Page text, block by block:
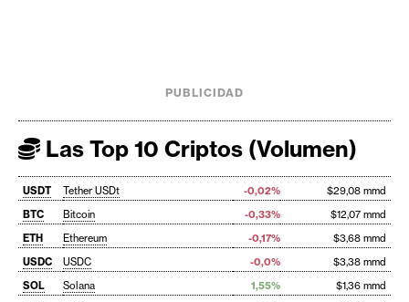
PUBLICIDAD
Las Top 10 Criptos (Volumen)
USDT Tether USDt -0,02%
$29,08 mmd
BTC
Bitcoin -0,33%
$12,07 mmd
ETH
Ethereum -0,17%
$3,68 mmd
USDC
USDC -0,0%
$3,38 mmd
SOL
Solana 1,55%
$1,36 mmd